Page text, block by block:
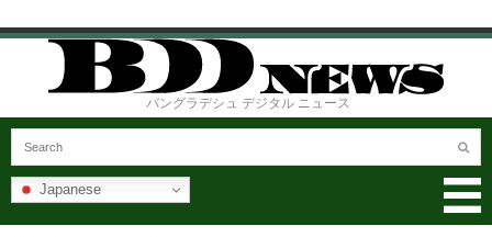
バングラデシュ デジタル ニュース
Japanese